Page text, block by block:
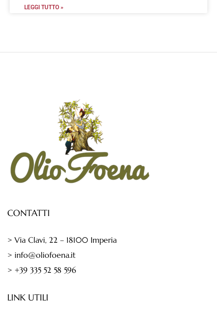
LEGGI TUTTO »
CONTATTI
> Via Clavi, 22 – 18100 Imperia
> info@oliofoena.it
> +39 335 52 58 596
LINK UTILI